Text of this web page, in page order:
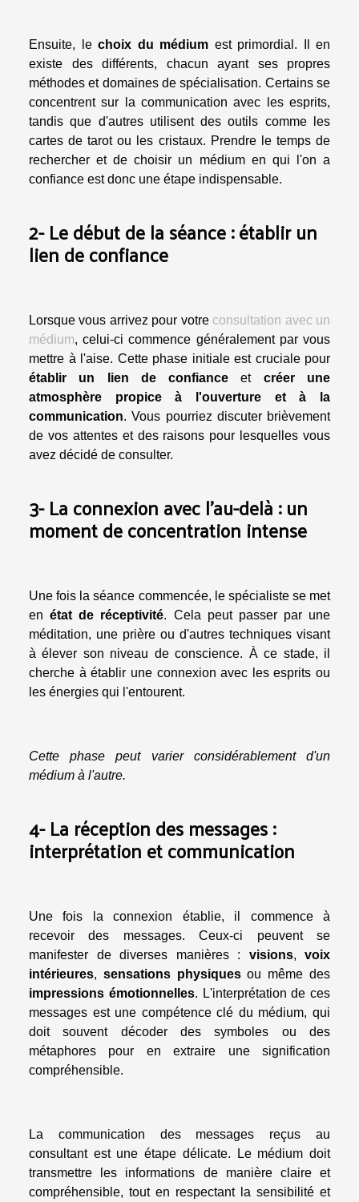
Ensuite, le choix du médium est primordial. Il en
existe des différents, chacun ayant ses propres
méthodes et domaines de spécialisation. Certains se
concentrent sur la communication avec les esprits,
tandis que d'autres utilisent des outils comme les
cartes de tarot ou les cristaux. Prendre le temps de
rechercher et de choisir un médium en qui l'on a
confiance est donc une étape indispensable.
2- Le début de la séance : établir un
lien de confiance
Lorsque vous arrivez pour votre consultation avec un
médium, celui-ci commence généralement par vous
mettre à l'aise. Cette phase initiale est cruciale pour
établir un lien de confiance et créer une
atmosphère propice à l'ouverture et à la
communication. Vous pourriez discuter brièvement
de vos attentes et des raisons pour lesquelles vous
avez décidé de consulter.
3- La connexion avec l'au-delà : un
moment de concentration intense
Une fois la séance commencée, le spécialiste se met
enétat de réceptivité. Cela peut passer par une
méditation, une prière ou d'autres techniques visant
à élever son niveau de conscience. À ce stade, il
cherche à établir une connexion avec les esprits ou
les énergies qui l'entourent.
Cette phase peut varier considérablement d'un
médium à l'autre.
4- La réception des messages :
interprétation et communication
Une fois la connexion établie, il commence à
recevoir des messages. Ceux-ci peuvent se
manifester de diverses manières : visions, voix
intérieures, sensations physiquesou même des
impressions émotionnelles. L'interprétation de ces
messages est une compétence clé du médium, qui
doit souvent décoder des symboles ou des
métaphores pour en extraire une signification
compréhensible.
La communication des messages reçus au
consultant est une étape délicate. Le médium doit
transmettre les informations de manière claire et
compréhensible, tout en respectant la sensibilité et